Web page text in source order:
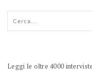
Leggi le oltre 4000